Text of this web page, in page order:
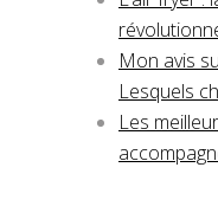
Mon avis
Lesquels
Les